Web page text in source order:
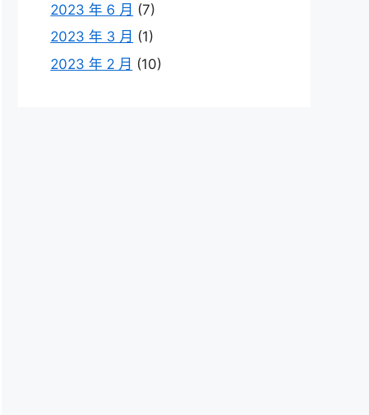
2023 年 6 月 (7)
2023 年 3 月 (1)
2023 年 2 月 (10)